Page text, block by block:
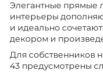
Элегантные прямые
интерьеры
и идеально
декором и
Для собственников
43 предусмотрены